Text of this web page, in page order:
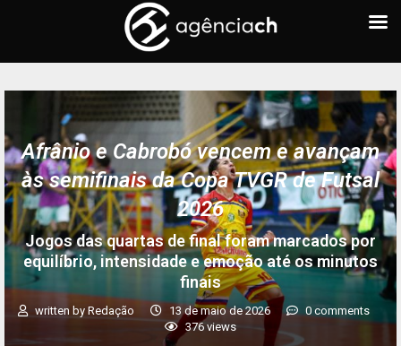
Afrânio e Cabrobó vencem e avançam
às semifinais da Copa TVGR de Futsal
2026
Jogos das quartas de final foram marcados por
equilíbrio, intensidade e emoção até os minutos
finais
written by Redação 13 de maio de 2026
0 comments
376 views